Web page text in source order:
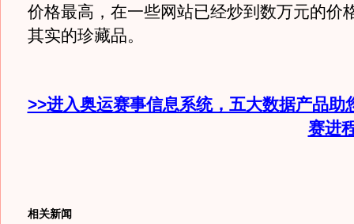
价格最高，在一些网站已经炒到数万元的价
其实的珍藏品。
>>进入奥运赛事信息系统，五大数据产品助
赛进
相关新闻